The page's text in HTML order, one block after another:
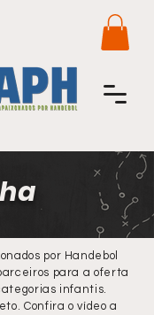
por Handebol
para a oferta
infantis.
Confira o vídeo a